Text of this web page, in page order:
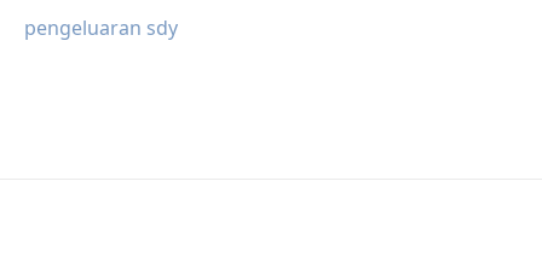
pengeluaran sdy